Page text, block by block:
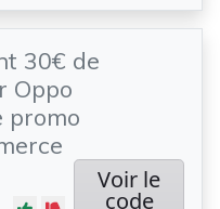
30€ de
Oppo
promo
Voir le
code